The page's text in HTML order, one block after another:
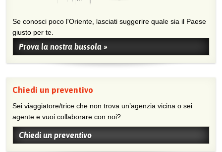
Se conosci poco l'Oriente, lasciati suggerire quale sia il Paese
giusto per te.
Prova la nostra bussola »
Chiedi un preventivo
Sei viaggiatore/trice che non trova un’agenzia vicina o sei
agente e vuoi collaborare con noi?
Chiedi un preventivo